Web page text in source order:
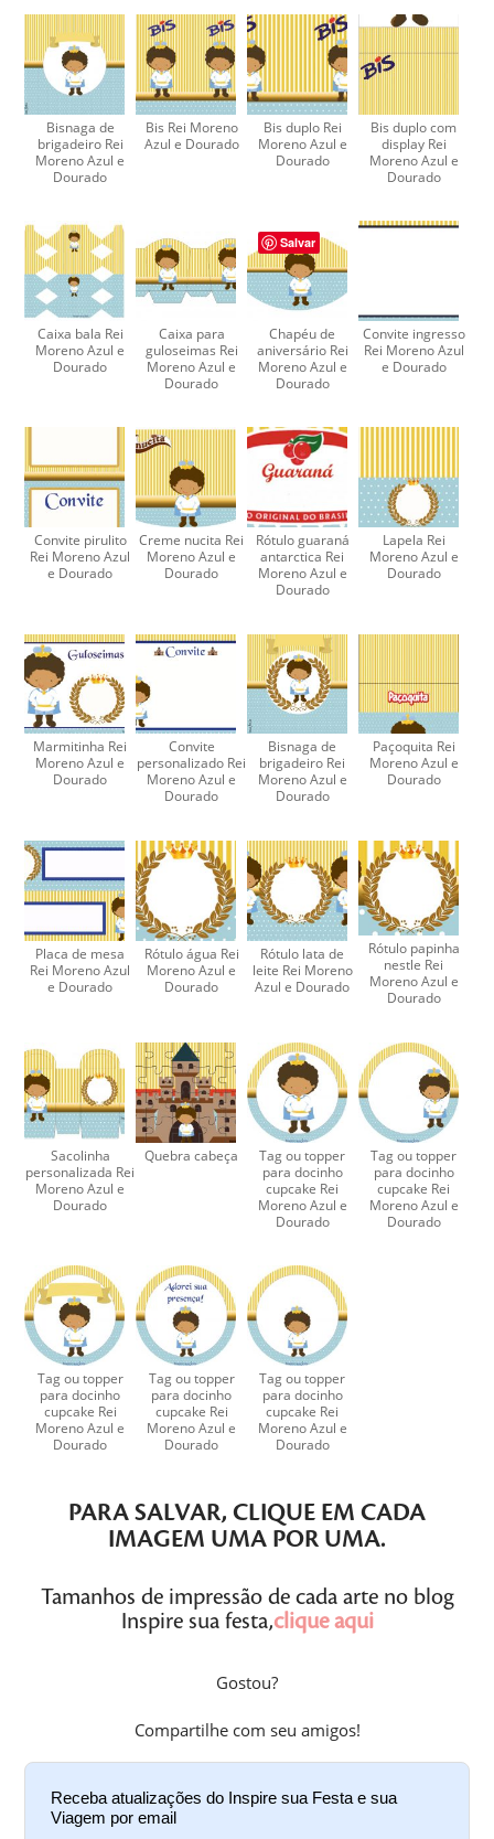
Bisnaga de
brigadeiro Rei
Moreno Azul e
Dourado
Bis Rei Moreno
Azul e Dourado
Bis duplo Rei
Moreno Azul e
Dourado
Bis duplo com
display Rei
Moreno Azul e
Dourado
Caixa bala Rei
Moreno Azul e
Dourado
Caixa para
guloseimas Rei
Moreno Azul e
Dourado
Chapéu de
aniversário Rei
Moreno Azul e
Dourado
Convite ingresso
Rei Moreno Azul
e Dourado
Convite pirulito
Rei Moreno Azul
e Dourado
Creme nucita Rei
Moreno Azul e
Dourado
Rótulo guaraná
antarctica Rei
Moreno Azul e
Dourado
Lapela Rei
Moreno Azul e
Dourado
Marmitinha Rei
Moreno Azul e
Dourado
Convite
personalizado Rei
Moreno Azul e
Dourado
Bisnaga de
brigadeiro Rei
Moreno Azul e
Dourado
Paçoquita Rei
Moreno Azul e
Dourado
Placa de mesa
Rei Moreno Azul
e Dourado
Rótulo água Rei
Moreno Azul e
Dourado
Rótulo lata de
leite Rei Moreno
Azul e Dourado
Rótulo papinha
nestle Rei
Moreno Azul e
Dourado
Sacolinha
personalizada Rei
Moreno Azul e
Dourado
Quebra cabeça
Tag ou topper
para docinho
cupcake Rei
Moreno Azul e
Dourado
Tag ou topper
para docinho
cupcake Rei
Moreno Azul e
Dourado
Tag ou topper
para docinho
cupcake Rei
Moreno Azul e
Dourado
Tag ou topper
para docinho
cupcake Rei
Moreno Azul e
Dourado
Tag ou topper
para docinho
cupcake Rei
Moreno Azul e
Dourado
PARA SALVAR, CLIQUE EM CADA
IMAGEM UMA POR UMA.
Tamanhos de impressão de cada arte no blog
Inspire sua festa,clique aqui
Gostou?
Compartilhe com seu amigos!
Receba atualizações do Inspire sua Festa e sua
Viagem por email
Salvar